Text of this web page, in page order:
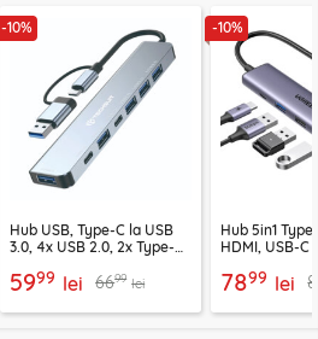
-10%
Hub USB, Type-C la USB
3.0, 4x USB 2.0, 2x Type-C
5999 lei 6699 lei
-10%
Hub 5in1
HDMI, USB-C
7899 lei